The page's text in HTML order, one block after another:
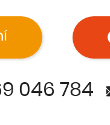
046 784